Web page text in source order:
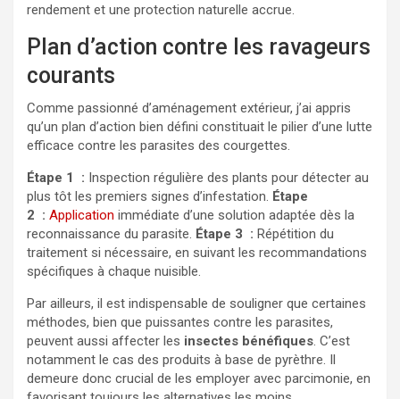
rendement et une protection naturelle accrue.
Plan d’action contre les ravageurs
courants
Comme passionné d’aménagement extérieur, j’ai appris
qu’un plan d’action bien défini constituait le pilier d’une lutte
efficace contre les parasites des courgettes.
Étape 1 : Inspection régulière des plants pour détecter au
plus tôt les premiers signes d’infestation. Étape
2 : Application immédiate d’une solution adaptée dès la
reconnaissance du parasite. Étape 3 : Répétition du
traitement si nécessaire, en suivant les recommandations
spécifiques à chaque nuisible.
Par ailleurs, il est indispensable de souligner que certaines
méthodes, bien que puissantes contre les parasites,
peuvent aussi affecter les insectes bénéfiques. C’est
notamment le cas des produits à base de pyrèthre. Il
demeure donc crucial de les employer avec parcimonie, en